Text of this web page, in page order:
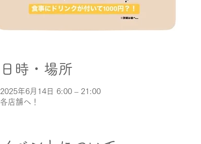
日時・場所
2025年6月14日 6:00 – 21:00
各店舗へ！